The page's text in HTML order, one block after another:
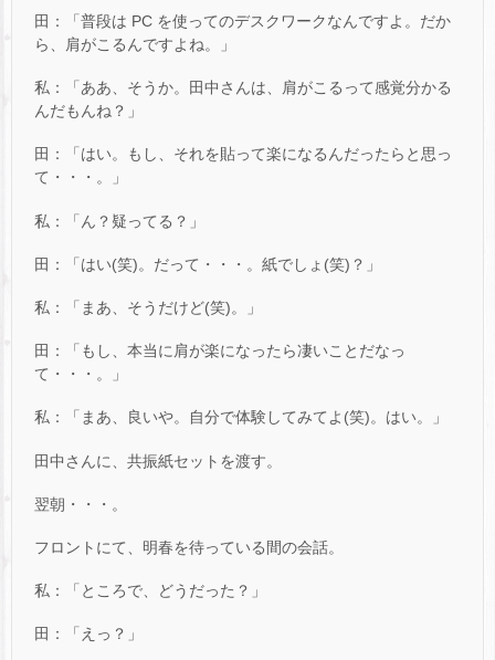
田：「普段は PC を使ってのデスクワークなんですよ。だか
ら、肩がこるんですよね。」
私：「ああ、そうか。田中さんは、肩がこるって感覚分かる
んだもんね？」
田：「はい。もし、それを貼って楽になるんだったらと思っ
て・・・。」
私：「ん？疑ってる？」
田：「はい(笑)。だって・・・。紙でしょ(笑)？」
私：「まあ、そうだけど(笑)。」
田：「もし、本当に肩が楽になったら凄いことだなっ
て・・・。」
私：「まあ、良いや。自分で体験してみてよ(笑)。はい。」
田中さんに、共振紙セットを渡す。
翌朝・・・。
フロントにて、明春を待っている間の会話。
私：「ところで、どうだった？」
田：「えっ？」